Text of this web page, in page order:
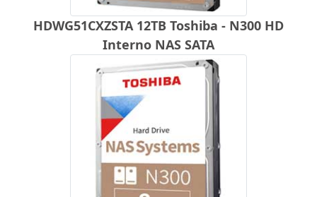
HDWG51CXZSTA 12TB Toshiba - N300 HD
Interno NAS SATA